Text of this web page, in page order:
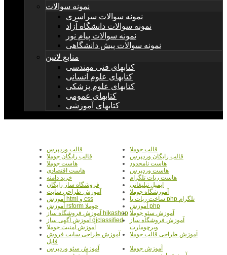
نمونه سوالات
نمونه سوالات سراسری
نمونه سوالات دانشگاه آزاد
نمونه سوالات پیام نور
نمونه سوالات پیش دانشگاهی
منابع لاتین
کتابهای فنی مهندسی
کتابهای علوم انسانی
کتابهای علوم پزشکی
کتابهای عمومی
کتابهای آموزشی
قالب جوملا
قالب وردپرس
قالب رایگان وردپرس
قالب رایگان جوملا
هاست نامحدود
هاست جوملا
هاست وردپرس
هاست اقتصادی
هاست ربات تلگرام
خرید دامنه
ایمیل تبلیغاتی
فروشگاه ساز رایگان
آموزشگاه جوملا
آموزش طراحی سایت
ساخت ربات با php تلگرام
آموزش html و css
آموزش php
آموزش rsform جوملا
آموزش سئو جوملا آموزش فروشگاه ساز hikashop
آموزش فروشگاه ساز
ویرچومارت
آموزش آگهی ساز djclassified
آموزش امنیت جوملا
آموزش طراحی قالب جوملا
آموزش طراحی سایت فروش
فایل
آموزش جوملا
آموزش سئو وردپرس